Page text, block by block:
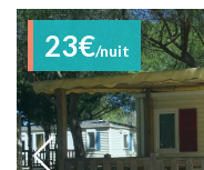
23€/nuit